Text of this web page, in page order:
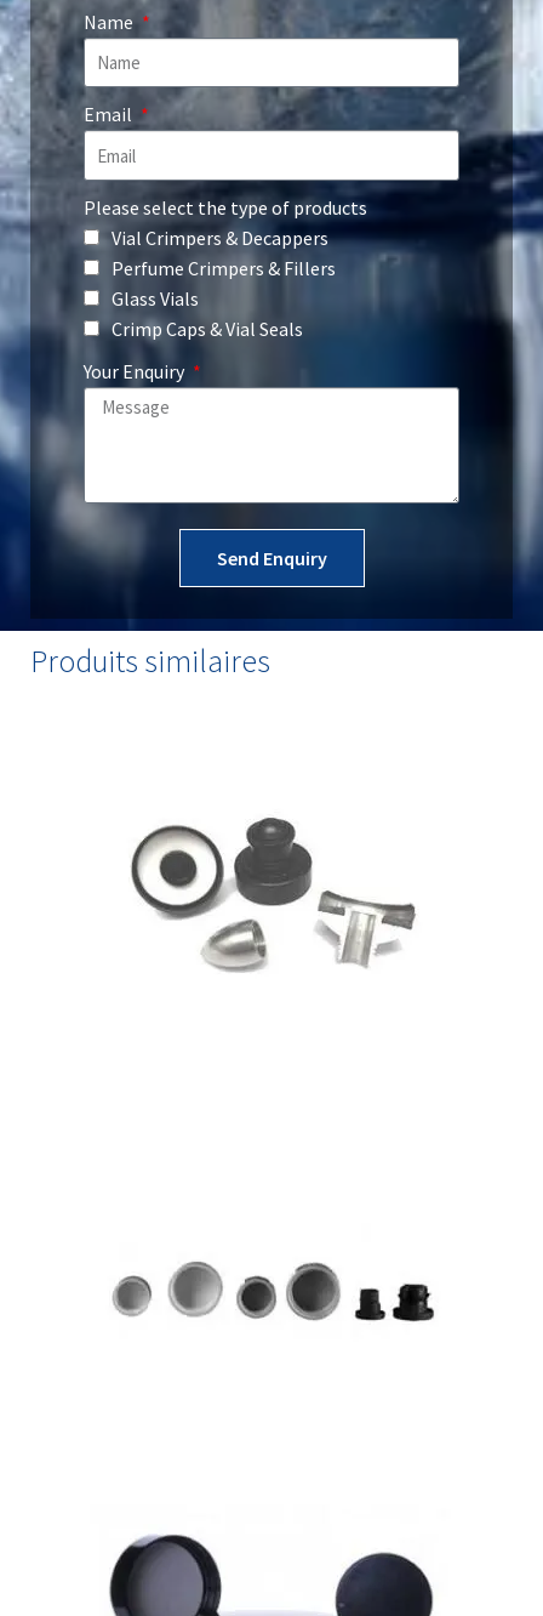
Name
Email
Please select the type of products
Vial Crimpers & Decappers
Perfume Crimpers & Fillers
Glass Vials
Crimp Caps & Vial Seals
Your Enquiry
Send Enquiry
Produits similaires